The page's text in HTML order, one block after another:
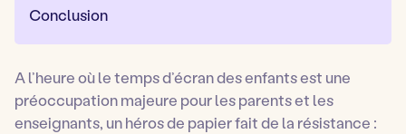
Conclusion
A l’heure où le temps d’écran des enfants est une
préoccupation majeure pour les parents et les
enseignants, un héros de papier fait de la résistance :